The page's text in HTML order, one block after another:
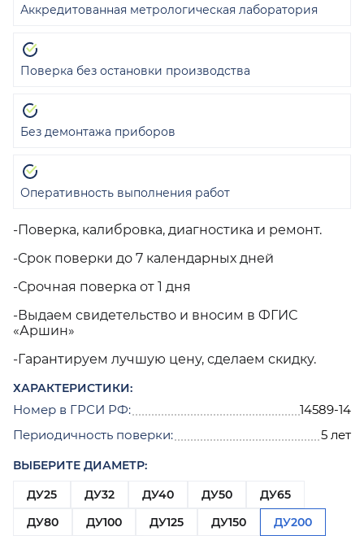
-Поверка, калибровка, диагностика и ремонт.
-Срок поверки до 7 календарных дней
-Срочная поверка от 1 дня
-Выдаем свидетельство и вносим в ФГИС
«Аршин»
-Гарантируем лучшую цену, сделаем скидку.
ХАРАКТЕРИСТИКИ:
Номер в ГРСИ РФ:
14589-14
Периодичность поверки:
5 лет
ВЫБЕРИТЕ ДИАМЕТР:
ДУ25
ДУ32 ДУ40 ДУ50
ДУ65
ДУ80
ДУ100 ДУ125 ДУ150
ДУ200
Аккредитованная метрологическая лаборатория
Поверка без остановки производства
Без демонтажа приборов
Оперативность выполнения работ